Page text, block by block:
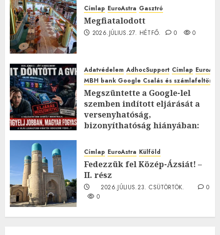
Címlap EuroAstra Gasztró
Megfiatalodott
2026.JÚLIUS.27. HÉTFŐ. 0 0
Adatvédelem AdhocSupport Címlap
MBH bank Google Csalás és
Megszüntette a Google-lel
szemben indított eljárását a
versenyhatóság,
bizonyíthatóság hiányában:
2026.JÚLIUS.23. CSÜTÖRTÖK.
0
Címlap EuroAstra Külföld
Fedezzük fel Közép-Ázsiát! –
II. rész
2026.JÚLIUS.23. CSÜTÖRTÖK.
0
0